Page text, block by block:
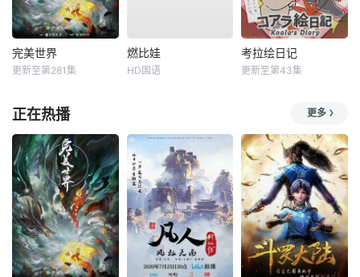
完美世界
更新至第281集
燃比娃
HD国语
考拉绘日记
更新至第43集
正在热播 更多